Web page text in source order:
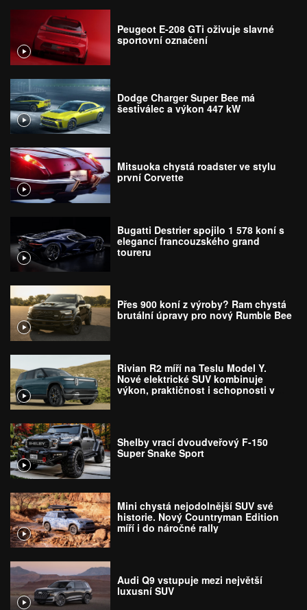
Peugeot E-208 GTi oživuje slavné
sportovní označení
Dodge Charger Super Bee má
šestiválec a výkon 447 kW
Mitsuoka chystá roadster ve stylu
první Corvette
Bugatti Destrier spojilo 1 578 koní s
elegancí francouzského grand
toureru
Přes 900 koní z výroby? Ram chystá
brutální úpravy pro nový Rumble Bee
Rivian R2 míří na Teslu Model Y.
Nové elektrické SUV kombinuje
výkon, praktičnost i schopnosti v
Shelby vrací dvoudveřový F-150
Super Snake Sport
Mini chystá nejodolnější SUV své
historie. Nový Countryman Edition
míří i do náročné rally
Audi Q9 vstupuje mezi největší
luxusní SUV